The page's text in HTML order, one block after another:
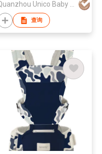
查询